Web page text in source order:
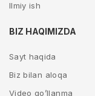
Ilmiy ish
BIZ HAQIMIZDA
Sayt haqida
Biz bilan aloqa
Video qo’llanma